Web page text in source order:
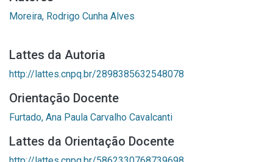
Moreira, Rodrigo Cunha Alves
Lattes da Autoria
http://lattes.cnpq.br/2898385632548078
Orientação Docente
Furtado, Ana Paula Carvalho Cavalcanti
Lattes da Orientação Docente